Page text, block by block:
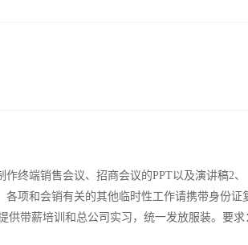
作终端销售会议、招商会议的PPT以及演讲稿2
各项和会销有关的其他临时性工作请携带身份
供带薪培训和总公司实习，统一发放服装。要